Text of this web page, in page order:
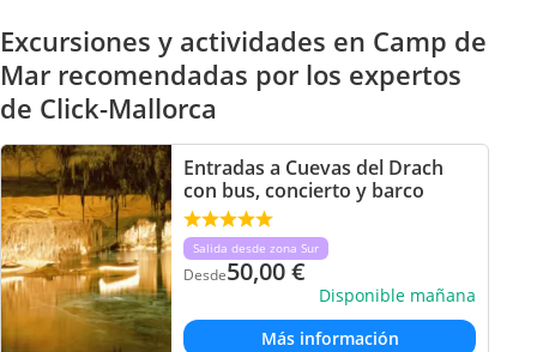
Excursiones y actividades en Camp de
Mar recomendadas por los expertos
de Click-Mallorca
Entradas a Cuevas del Drach
con bus, concierto y barco
Salida desde zona Sur
Desde50,00€
Disponible mañana
Más información